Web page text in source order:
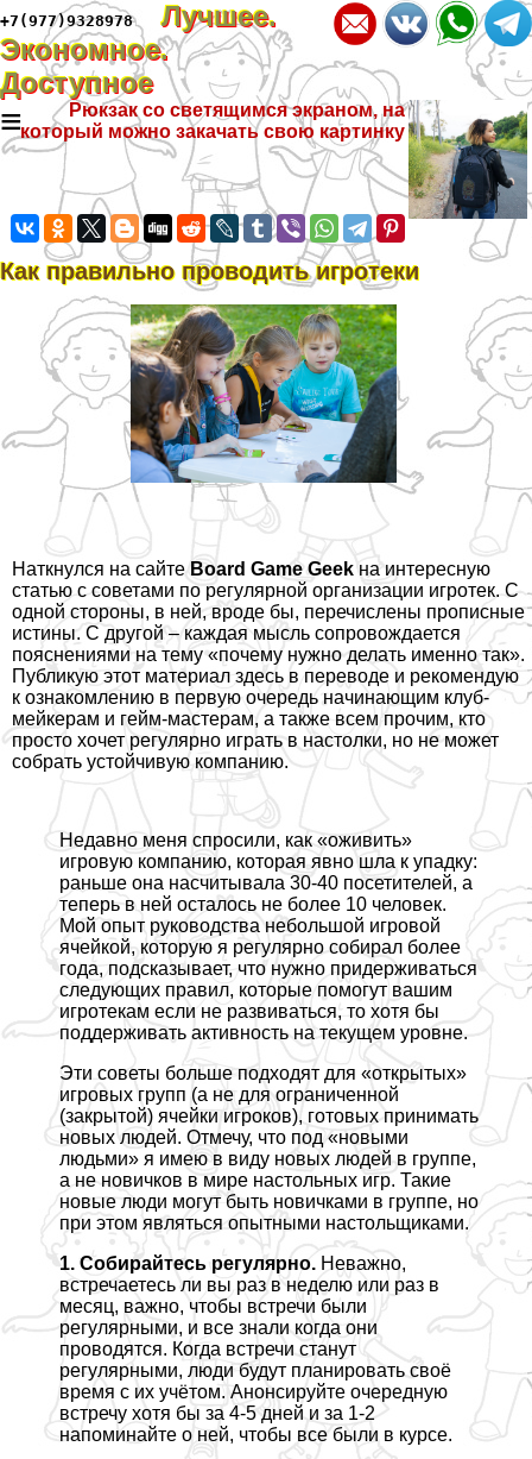
+7(977)9328978
Лучшее.
Экономное.
Доступное
≡
Рюкзак со светящимся экраном, на
который можно закачать свою картинку
Как правильно проводить игротеки
Наткнулся на сайте Board Game Geek на интересную
статью с советами по регулярной организации игротек. С
одной стороны, в ней, вроде бы, перечислены прописные
истины. С другой – каждая мысль сопровождается
пояснениями на тему «почему нужно делать именно так».
Публикую этот материал здесь в переводе и рекомендую
к ознакомлению в первую очередь начинающим клуб-
мейкерам и гeйм-мастерам, а также всем прочим, кто
просто хочет регулярно играть в настолки, но не может
собрать устойчивую компанию.
Недавно меня спросили, как «оживить»
игровую компанию, которая явно шла к упадку:
раньше она насчитывала 30-40 посетителей, а
теперь в ней осталось не более 10 человек.
Мой опыт руководства небольшой игровой
ячейкой, которую я регулярно собирал более
года, подсказывает, что нужно придерживаться
следующих правил, которые помогут вашим
игротекам если не развиваться, то хотя бы
поддерживать активность на текущем уровне.
Эти советы больше подходят для «открытых»
игровых групп (а не для ограниченной
(закрытой) ячейки игроков), готовых принимать
новых людей. Отмечу, что под «новыми
людьми» я имею в виду новых людей в группе,
а не новичков в мире настольных игр. Такие
новые люди могут быть новичками в группе, но
при этом являться опытными настольщиками.
1. Собирайтесь регулярно. Неважно,
встречаетесь ли вы раз в неделю или раз в
месяц, важно, чтобы встречи были
регулярными, и все знали когда они
проводятся. Когда встречи станут
регулярными, люди будут планировать своё
время с их учётом. Анонсируйте очередную
встречу хотя бы за 4-5 дней и за 1-2
напоминайте о ней, чтобы все были в курсе.